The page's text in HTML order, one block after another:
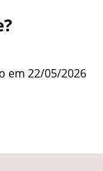
em 22/05/2026